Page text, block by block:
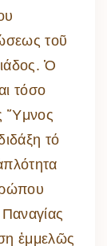
τοῦ
Ὁ
τόσο
Ὕμνος
τό
ἐμμελῶς